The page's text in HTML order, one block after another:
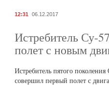
12:31 06.12.2017
Истребитель Су-
полет с новым
Истребитель пятого
совершил первый полет с